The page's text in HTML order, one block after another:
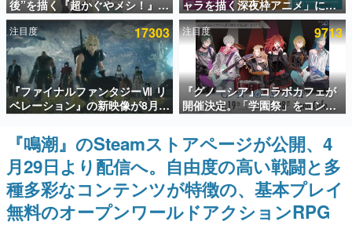
インタビュー
連載・特集一覧
殿堂入り記事
SNS拡散数が数千以上！ ページビュー数万以上！ などな
ど。多くの人々に読まれた、電ファミ渾身の“殿堂入り”記
事をまとめました。
ゲームの企画書
名作ゲームクリエイターの方々に製作時のエピソードをお
聞きし、ヒットする企画（ゲーム）とは何か？を探ってい
きます。
赫本
この物語を解いてはいけない。『赫本』は、〈試験問題〉
後”を描く『超かぐやメシ！』
Web連載決定。新たなWebマン
ガレーベル「ビビビコミック」
にて特別話が掲載スタート、あ
のお話には…まだ続きがある！
ャラを描く深夜枠アニメ」に視
聴者の一部から批判意見。違法
薬物の使用と思しき描写も含め
て、BPOが議論を交わす
注目度 17303
『ファイナルファンタジーⅦ リ
ベレーション』の新映像が8月
26日早朝に公開へ。『FF7』リ
メイクシリーズの完結編、
「gamescom」のオープニング
ナイトライブにてディレクター
の浜口直樹氏が登壇する予定
注目度 9713
『グノーシア』コラボカフェが
開催決定。「学園祭」をコンセ
プトに、模擬店やセツやSQ、ラ
キオたちが学祭バンドを楽しむ
様子を切り取った新グッズが展
開
『鳴潮』のSteamストアページが公開、4
月29日より配信へ。自由度の高い戦闘と多
種多彩なコンテンツが特徴の、基本プレイ
無料のオープンワールドアクションRPG